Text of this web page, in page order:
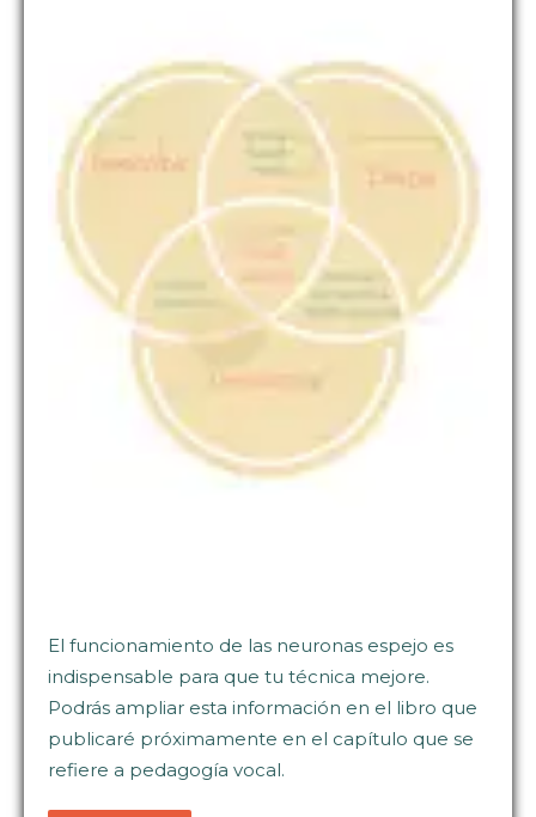
El funcionamiento de las neuronas espejo es
indispensable para que tu técnica mejore.
Podrás ampliar esta información en el libro que
publicaré próximamente en el capítulo que se
refiere a pedagogía vocal.